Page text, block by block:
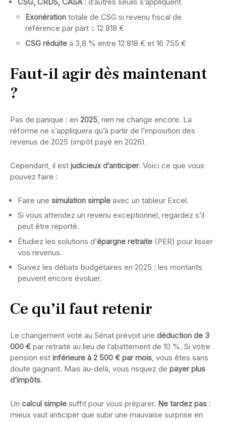
Exonération totale de CSG si revenu fiscal de
référence par part ≤ 12 818 €
CSG réduite à 3,8 % entre 12 818 € et 16 755 €
Faut-il agir dès maintenant
?
Pas de panique : en 2025 , rien ne change encore. La
réforme ne s’appliquera qu’à partir de l’imposition des
revenus de 2025 (impôt payé en 2026).
Cependant, il est judicieux d’anticiper. Voici ce que vous
pouvez faire :
Faire une simulation simple avec un tableur Excel.
Si vous attendez un revenu exceptionnel, regardez s’il
peut être reporté.
Étudiez les solutions d’épargne retraite (PER) pour lisser
vos revenus.
Suivez les débats budgétaires en 2025 : les montants
peuvent encore évoluer.
Ce qu’il faut retenir
Le changement voté au Sénat prévoit une déduction de 3
000 € par retraité au lieu de l’abattement de 10 %. Si votre
pension est inférieure à 2 500 € par mois, vous êtes sans
doute gagnant. Mais au-delà, vous risquez de payer plus
d’impôts.
Un calcul simple suffit pour vous préparer. Ne tardez pas :
mieux vaut anticiper que subir une mauvaise surprise en